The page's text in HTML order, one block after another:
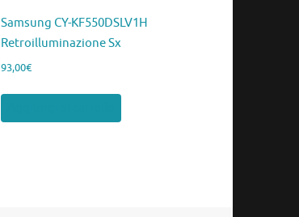
Samsung CY-KF550DSLV1H
Retroilluminazione Sx
93,00€